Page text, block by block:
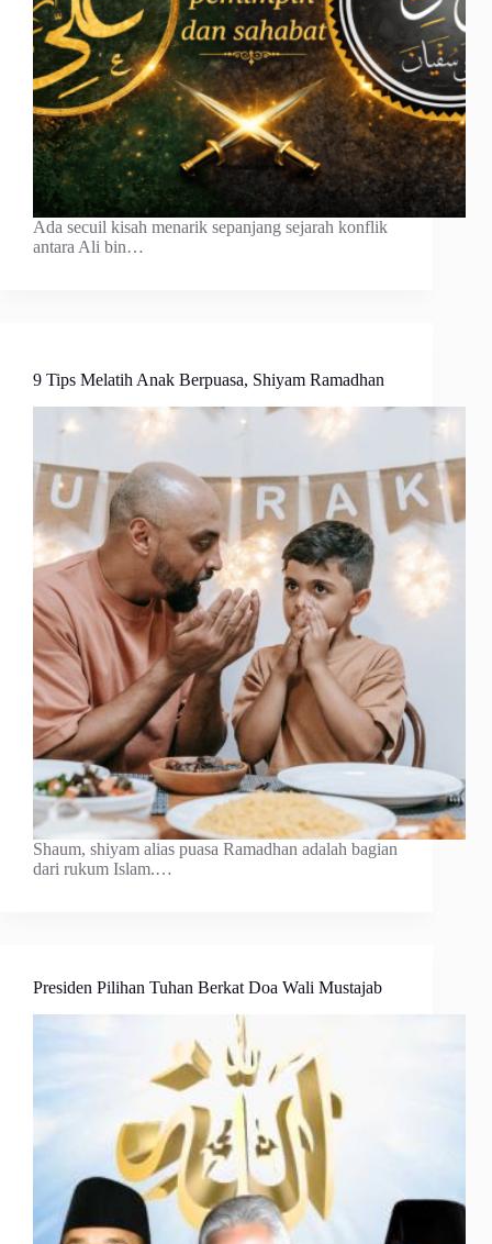
Ada secuil kisah menarik sepanjang sejarah konflik
antara Ali bin…
9 Tips Melatih Anak Berpuasa, Shiyam Ramadhan
Shaum, shiyam alias puasa Ramadhan adalah bagian
dari rukum Islam.…
Presiden Pilihan Tuhan Berkat Doa Wali Mustajab